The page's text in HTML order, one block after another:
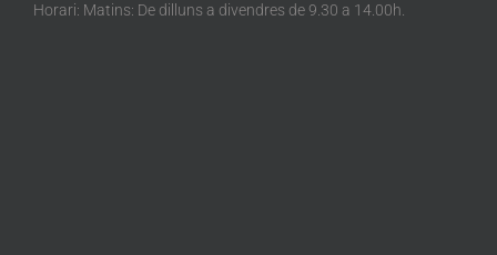
Horari: Matins: De dilluns a divendres de 9.30 a 14.00h.